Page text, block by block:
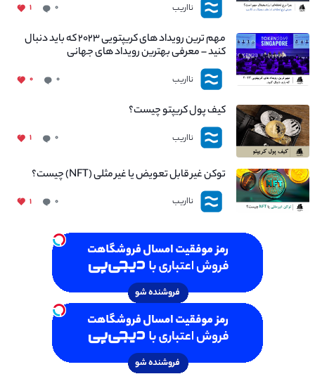
نااریب ۰ ۱
مهم ترین رویداد های کریپتویی ۲۰۲۳ که باید دنبال
کنید – معرفی بهترین رویداد های جهانی
نااریب ۰ ۰
کیف پول کریپتو چیست؟
نااریب ۰ ۱
توکن غیر قابل تعویض یا غیر مثلی (NFT) چیست؟
نااریب ۰ ۱